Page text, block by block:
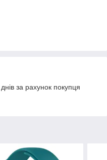
за рахунок покупця